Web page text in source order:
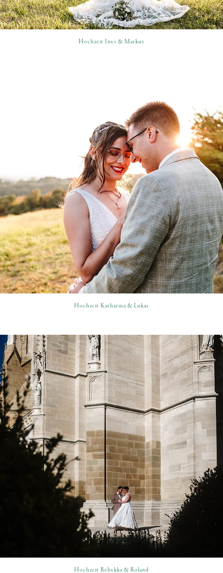
Hochzeit Ines & Markus
Hochzeit Katharina & Lukas
Hochzeit Rebekka & Roland